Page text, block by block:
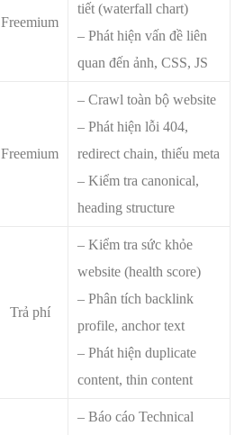
Freemium
tiết (waterfall chart)
– Phát hiện vấn đề liên
quan đến ảnh, CSS, JS
Freemium
– Crawl toàn bộ website
– Phát hiện lỗi 404,
redirect chain, thiếu meta
– Kiểm tra canonical,
heading structure
Trả phí
– Kiểm tra sức khỏe
website (health score)
– Phân tích backlink
profile, anchor text
– Phát hiện duplicate
content, thin content
– Báo cáo Technical